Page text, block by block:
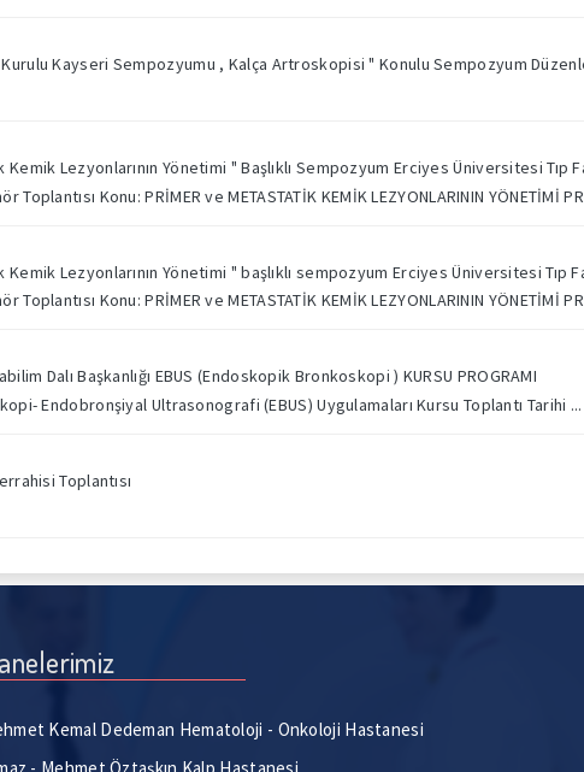
Kurulu Kayseri Sempozyumu , Kalça Artroskopisi " Konulu Sempozyum
Lezyonlarının Yönetimi " Başlıklı Sempozyum Erciyes Üniversitesi Tıp
Konu: PRİMER ve METASTATİK KEMİK LEZYONLARININ YÖNETİMİ
Lezyonlarının Yönetimi " başlıklı sempozyum Erciyes Üniversitesi Tıp
Konu: PRİMER ve METASTATİK KEMİK LEZYONLARININ YÖNETİMİ
Dalı Başkanlığı EBUS (Endoskopik Bronkoskopi ) KURSU PROGRAMI
Endobronşiyal Ultrasonografi (EBUS) Uygulamaları Kursu Toplantı Tarihi ...
Toplantısı
Kemal Dedeman Hematoloji - Onkoloji Hastanesi